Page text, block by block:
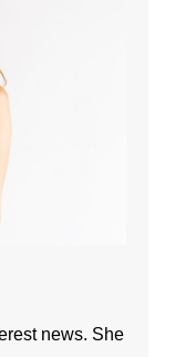
news. She